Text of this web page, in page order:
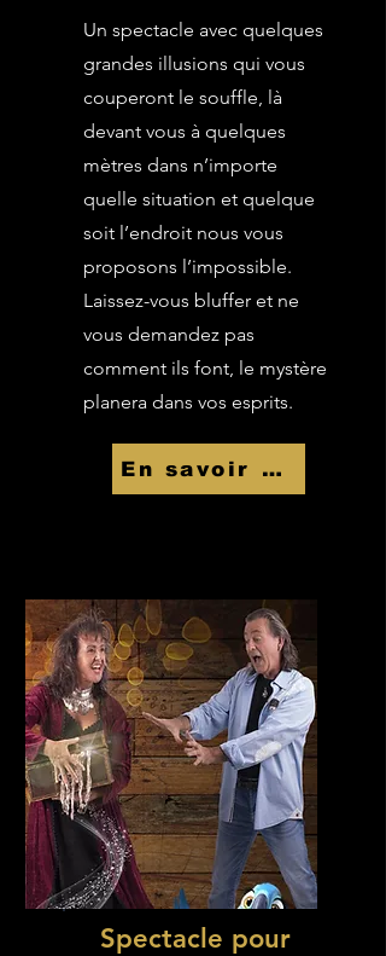
Un spectacle avec quelques
grandes illusions qui vous
couperont le souffle, là
devant vous à quelques
mètres dans n’importe
quelle situation et quelque
soit l’endroit nous vous
proposons l’impossible.
Laissez-vous bluffer et ne
vous demandez pas
comment ils font, le mystère
planera dans vos esprits.
En savoir Plus
Spectacle pour